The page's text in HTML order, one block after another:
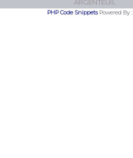
PHP Code SnippetsPowered By :